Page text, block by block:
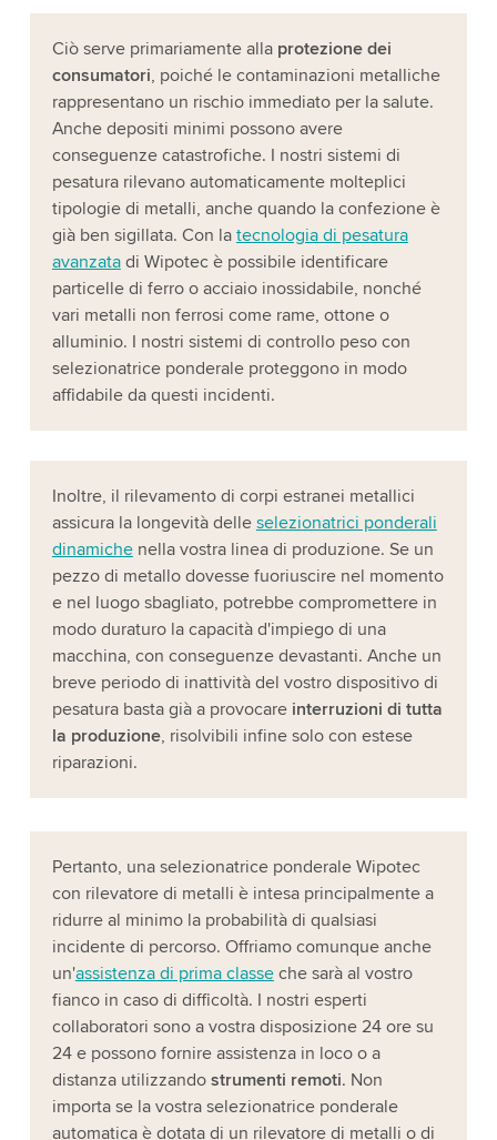
Ciò serve primariamente alla protezione dei
consumatori, poiché le contaminazioni metalliche
rappresentano un rischio immediato per la salute.
Anche depositi minimi possono avere
conseguenze catastrofiche. I nostri sistemi di
pesatura rilevano automaticamente molteplici
tipologie di metalli, anche quando la confezione è
già ben sigillata. Con la tecnologia di pesatura
avanzatadi Wipotec è possibile identificare
particelle di ferro o acciaio inossidabile, nonché
vari metalli non ferrosi come rame, ottone o
alluminio. I nostri sistemi di controllo peso con
selezionatrice ponderale proteggono in modo
affidabile da questi incidenti.
Inoltre, il rilevamento di corpi estranei metallici
assicura la longevità delle selezionatrici ponderali
dinamichenella vostra linea di produzione. Se un
pezzo di metallo dovesse fuoriuscire nel momento
e nel luogo sbagliato, potrebbe compromettere in
modo duraturo la capacità d'impiego di una
macchina, con conseguenze devastanti. Anche un
breve periodo di inattività del vostro dispositivo di
pesatura basta già a provocare interruzioni di tutta
la produzione, risolvibili infine solo con estese
riparazioni.
Pertanto, una selezionatrice ponderale Wipotec
con rilevatore di metalli è intesa principalmente a
ridurre al minimo la probabilità di qualsiasi
incidente di percorso. Offriamo comunque anche
un'assistenza di prima classeche sarà al vostro
fianco in caso di difficoltà. I nostri esperti
collaboratori sono a vostra disposizione 24 ore su
24 e possono fornire assistenza in loco o a
distanza utilizzando strumenti remoti. Non
importa se la vostra selezionatrice ponderale
automatica è dotata di un rilevatore di metalli o di